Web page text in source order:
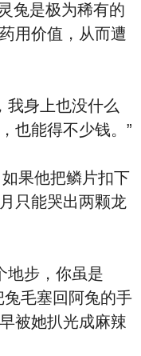
兔是极为稀有的
用价值，从而遭
身上也没什么
也能得不少钱。”
果他把鳞片扣下
只能哭出两颗龙
步，你虽是
兔毛塞回阿兔的手
被她扒光成麻辣